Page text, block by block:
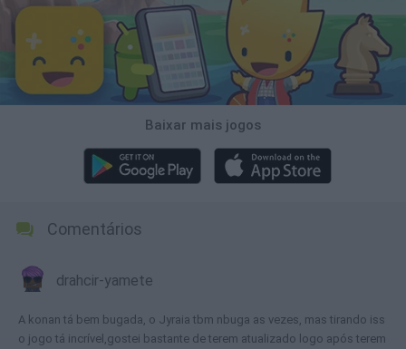
Baixar mais jogos
Comentários
drahcir-yamete
A konan tá bem bugada, o Jyraia tbm nbuga as vezes, mas tirando iss
o jogo tá incrível,gostei bastante de terem atualizado logo após terem